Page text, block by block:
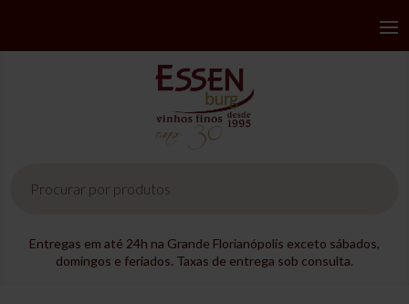
produtos
Entregas em até 24h na Grande Florianópolis exceto sábados,
domingos e feriados. Taxas de entrega sob consulta.